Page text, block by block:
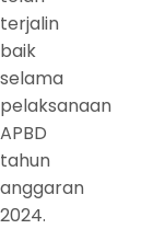
terjalin
baik
selama
pelaksanaan
APBD
tahun
anggaran
2024.